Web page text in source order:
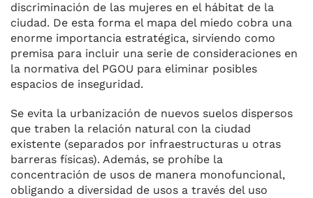
discriminación de las mujeres en el hábitat de la
ciudad. De esta forma el mapa del miedo cobra una
enorme importancia estratégica, sirviendo como
premisa para incluir una serie de consideraciones en
la normativa del PGOU para eliminar posibles
espacios de inseguridad.
Se evita la urbanización de nuevos suelos dispersos
que traben la relación natural con la ciudad
existente (separados por infraestructuras u otras
barreras físicas). Además, se prohíbe la
concentración de usos de manera monofuncional,
obligando a diversidad de usos a través del uso